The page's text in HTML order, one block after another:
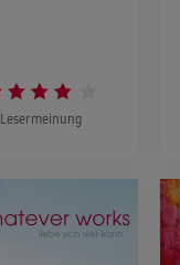
Lesermeinung